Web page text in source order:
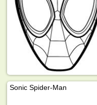
Sonic Spider-Man